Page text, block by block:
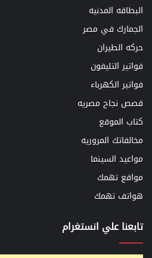
البطاقه المدنيه
الجمارك في مصر
حركه الطيران
فواتير التليفون
فواتير الكهرباء
قصص نجاح مصريه
كتاب الموقع
مخالفاتك المروريه
مواعيد السينما
مواقع تهمك
هواتف تهمك
تابعنا علي انستغرام